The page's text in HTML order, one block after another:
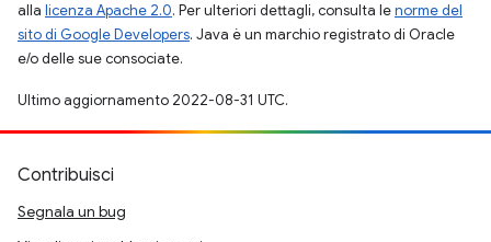
alla licenza Apache 2.0. Per ulteriori dettagli, consulta lenorme del
sito di Google Developers. Java è un marchio registrato di Oracle
e/o delle sue consociate.
Ultimo aggiornamento 2022-08-31 UTC.
Contribuisci
Segnala un bug